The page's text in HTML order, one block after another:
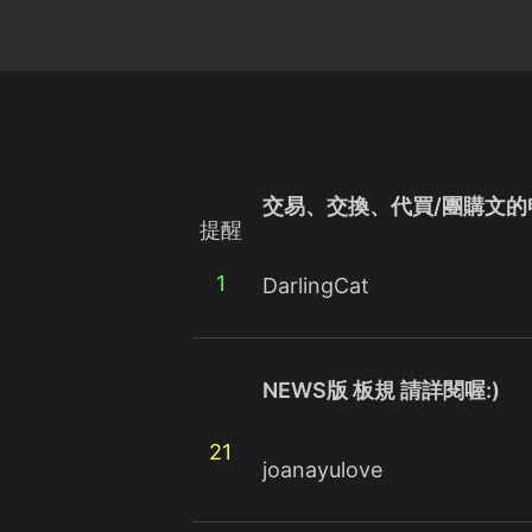
提醒
1
交易、交換、代買/團購文
DarlingCat
21
NEWS版 板規 請詳閱喔:)
joanayulove